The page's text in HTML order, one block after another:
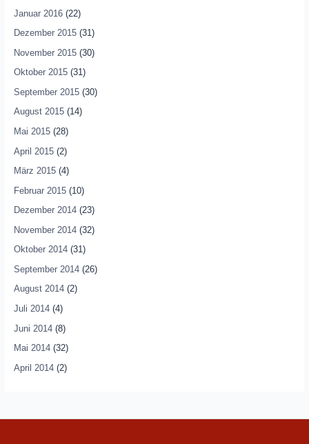
Januar 2016(22)
Dezember 2015(31)
November 2015(30)
Oktober 2015(31)
September 2015(30)
August 2015(14)
Mai 2015(28)
April 2015(2)
März 2015(4)
Februar 2015(10)
Dezember 2014(23)
November 2014(32)
Oktober 2014(31)
September 2014(26)
August 2014(2)
Juli 2014(4)
Juni 2014(8)
Mai 2014(32)
April 2014(2)